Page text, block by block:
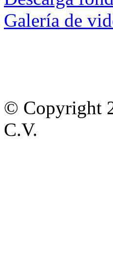
Galería de
© Copyright
C.V.